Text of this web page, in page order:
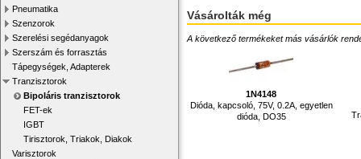
Pneumatika
Szenzorok
Szerelési segédanyagok
Szerszám és forrasztás
Tápegységek, Adapterek
Tranzisztorok
Bipoláris tranzisztorok
FET-ek
IGBT
Tirisztorok, Triakok, Diakok
Varisztorok
Vásárolták még
A következő termékeket más vásárlók
1N4148
Dióda, kapcsoló, 75V, 0.2A, egyetlen
dióda, DO35